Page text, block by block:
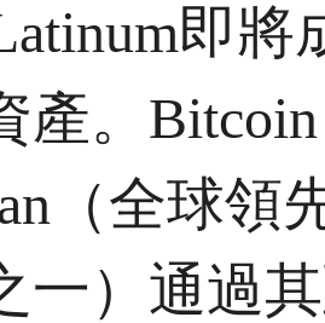
即
產。
（全球領
一）通過